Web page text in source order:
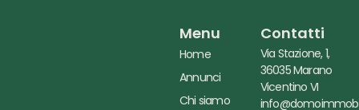
Menu
Home
Annunci
Chi siamo
Contatti
Via Stazione, 1,
36035 Marano
Vicentino VI